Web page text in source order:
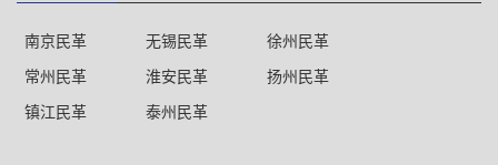
南京民革 无锡民革
徐州民革
常州民革
淮安民革
扬州民革
镇江民革
泰州民革